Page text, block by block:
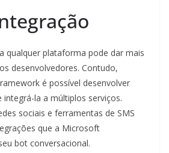
qualquer plataforma pode dar mais
desenvolvedores. Contudo,
é possível desenvolver
integrá-la a múltiplos serviços.
sociais e ferramentas de SMS
que a Microsoft
bot conversacional.